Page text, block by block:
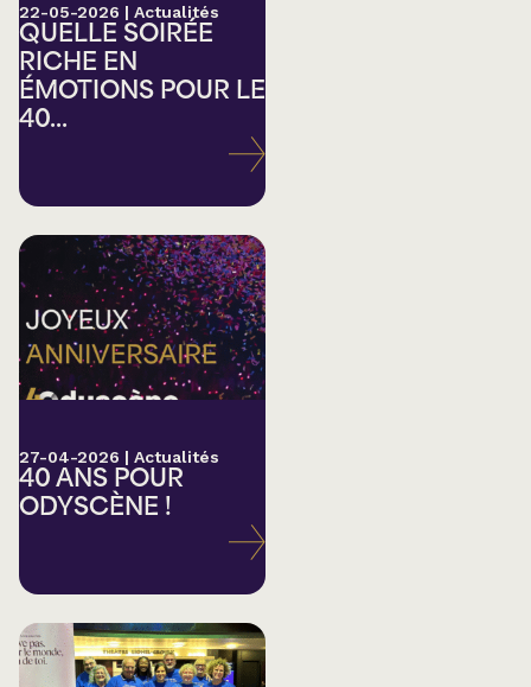
22-05-2026 | Actualités
QUELLE SOIRÉE
RICHE EN
ÉMOTIONS POUR LE
40...
27-04-2026 | Actualités
40 ANS POUR
ODYSCÈNE !